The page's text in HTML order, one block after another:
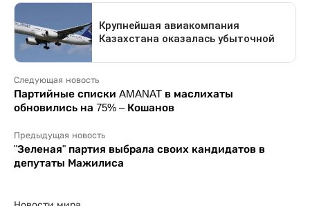
Следующая новость
Партийные списки AMANAT в маслихаты
обновились на 75% – Кошанов
Предыдущая новость
"Зеленая" партия выбрала своих кандидатов в
депутаты Мажилиса